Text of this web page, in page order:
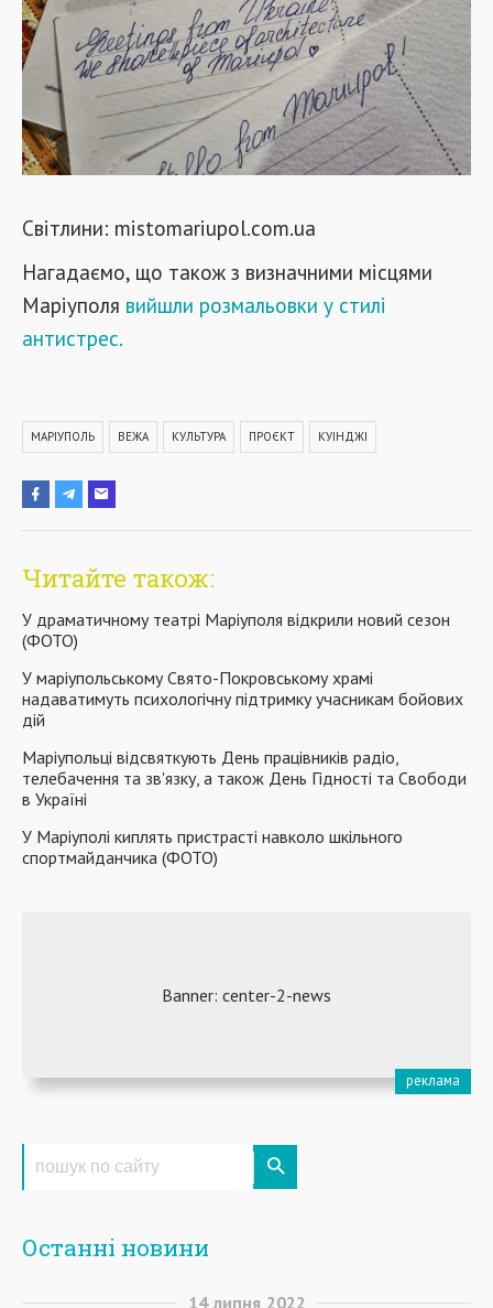
Світлини: mistomariupol.com.ua
Нагадаємо, що також з визначними місцями
Маріуполя вийшли розмальовки у стилі
антистрес.
МАРІУПОЛЬ ВЕЖА КУЛЬТУРА ПРОЄКТ КУІНДЖІ
Читайте також:
У драматичному театрі Маріуполя відкрили новий сезон
(ФОТО)
У маріупольському Свято-Покровському храмі
надаватимуть психологічну підтримку учасникам бойових
дій
Маріупольці відсвяткують День працівників радіо,
телебачення та зв'язку, а також День Гідності та Свободи
в Україні
У Маріуполі киплять пристрасті навколо шкільного
спортмайданчика (ФОТО)
Останні новини
14 липня 2022